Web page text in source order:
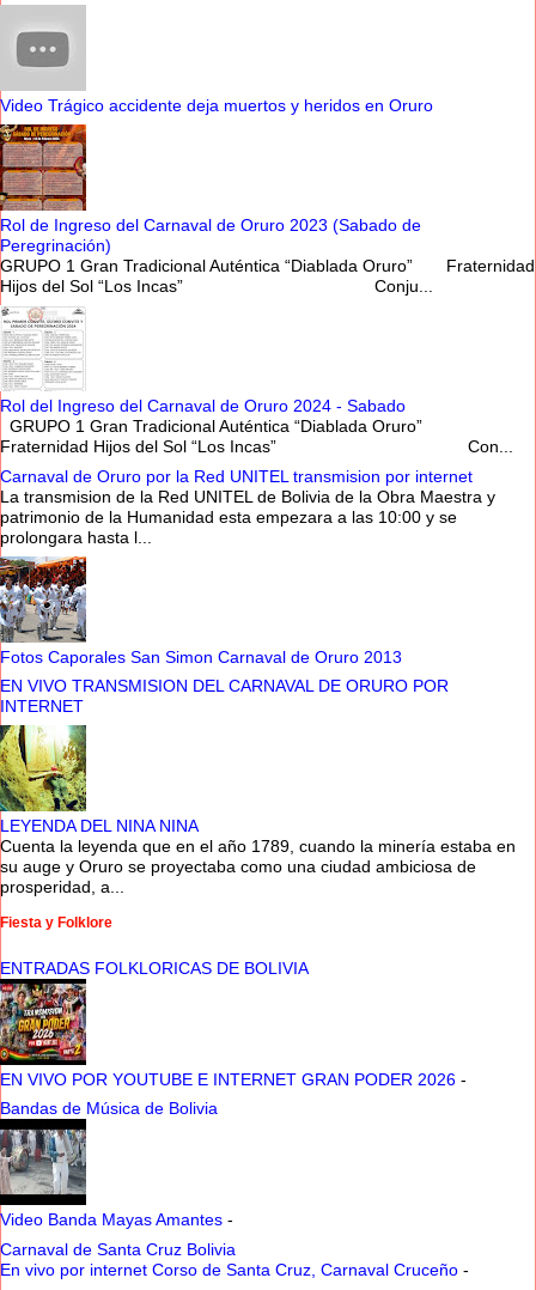
Video Trágico accidente deja muertos y heridos en Oruro
Rol de Ingreso del Carnaval de Oruro 2023 (Sabado de
Peregrinación)
GRUPO 1 Gran Tradicional Auténtica “Diablada Oruro” Fraternidad
Hijos del Sol “Los Incas” Conju...
Rol del Ingreso del Carnaval de Oruro 2024 - Sabado
GRUPO 1 Gran Tradicional Auténtica “Diablada Oruro”
Fraternidad Hijos del Sol “Los Incas” Con...
Carnaval de Oruro por la Red UNITEL transmision por internet
La transmision de la Red UNITEL de Bolivia de la Obra Maestra y
patrimonio de la Humanidad esta empezara a las 10:00 y se
prolongara hasta l...
Fotos Caporales San Simon Carnaval de Oruro 2013
EN VIVO TRANSMISION DEL CARNAVAL DE ORURO POR
INTERNET
LEYENDA DEL NINA NINA
Cuenta la leyenda que en el año 1789, cuando la minería estaba en
su auge y Oruro se proyectaba como una ciudad ambiciosa de
prosperidad, a...
Fiesta y Folklore
ENTRADAS FOLKLORICAS DE BOLIVIA
EN VIVO POR YOUTUBE E INTERNET GRAN PODER 2026 -
Bandas de Música de Bolivia
Video Banda Mayas Amantes -
Carnaval de Santa Cruz Bolivia
En vivo por internet Corso de Santa Cruz, Carnaval Cruceño -